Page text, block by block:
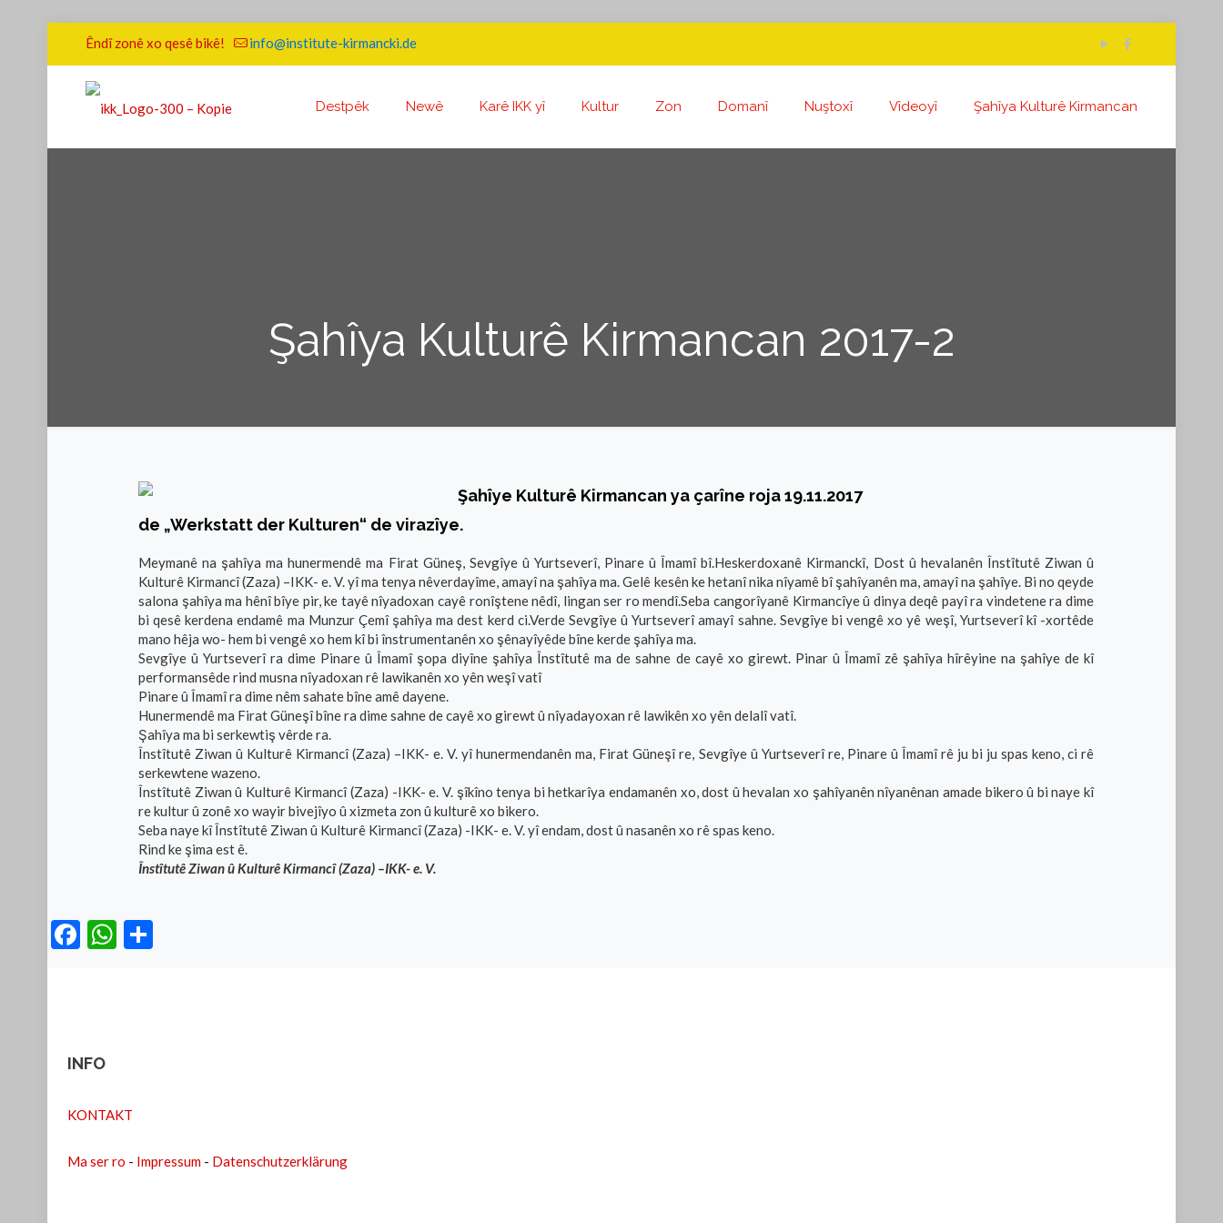
Êndî zonê xo qesê bikê! info@institute-kirmancki.de
Destpêk Newê Karê IKK yî Kultur Zon Domanî Nuştoxî Vîdeoyî Şahîya Kulturê Kirmancan
Şahîya Kulturê Kirmancan 2017-2
Şahîye Kulturê Kirmancan ya çarîne roja 19.11.2017
de „Werkstatt der Kulturen“ de virazîye.
Meymanê na şahîya ma hunermendê ma Firat Güneş, Sevgîye û Yurtseverî, Pinare û Îmamî bî.Heskerdoxanê Kirmanckî, Dost û hevalanên Înstîtutê Ziwan û
Kulturê Kirmancî (Zaza) –IKK- e. V. yî ma tenya nêverdayîme, amayî na şahîya ma. Gelê kesên ke hetanî nika nîyamê bî şahîyanên ma, amayî na şahîye. Bi no qeyde
salona şahîya ma hênî bîye pir, ke tayê nîyadoxan cayê ronîştene nêdî, lingan ser ro mendî.Seba cangorîyanê Kirmancîye û dinya deqê payî ra vindetene ra dime
bi qesê kerdena endamê ma Munzur Çemî şahîya ma dest kerd ci.Verde Sevgîye û Yurtseverî amayî sahne. Sevgîye bi vengê xo yê weşî, Yurtseverî kî -xortêde
mano hêja wo- hem bi vengê xo hem kî bi înstrumentanên xo şênayîyêde bîne kerde şahîya ma.
Sevgîye û Yurtseverî ra dime Pinare û Îmamî şopa diyîne şahîya Înstîtutê ma de sahne de cayê xo girewt. Pinar û Îmamî zê şahîya hîrêyine na şahîye de kî
performansêde rind musna nîyadoxan rê lawikanên xo yên weşî vatî
Pinare û Îmamî ra dime nêm sahate bîne amê dayene.
Hunermendê ma Firat Güneşî bîne ra dime sahne de cayê xo girewt û nîyadayoxan rê lawikên xo yên delalî vatî.
Şahîya ma bi serkewtiş vêrde ra.
Înstîtutê Ziwan û Kulturê Kirmancî (Zaza) –IKK- e. V. yî hunermendanên ma, Firat Güneşî re, Sevgîye û Yurtseverî re, Pinare û Îmamî rê ju bi ju spas keno, ci rê
serkewtene wazeno.
Înstîtutê Ziwan û Kulturê Kirmancî (Zaza) -IKK- e. V. şîkîno tenya bi hetkarîya endamanên xo, dost û hevalan xo şahîyanên nîyanênan amade bikero û bi naye kî
re kultur û zonê xo wayir bivejîyo û xizmeta zon û kulturê xo bikero.
Seba naye kî Înstîtutê Ziwan û Kulturê Kirmancî (Zaza) -IKK- e. V. yî endam, dost û nasanên xo rê spas keno.
Rind ke şima est ê.
Înstîtutê Ziwan û Kulturê Kirmancî (Zaza) –IKK- e. V.
Facebook
WhatsApp
INFO
KONTAKT
Ma ser ro - Impressum - Datenschutzerklärung